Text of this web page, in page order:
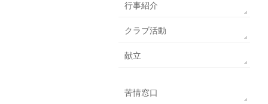
行事紹介
クラブ活動
献立
苦情窓口